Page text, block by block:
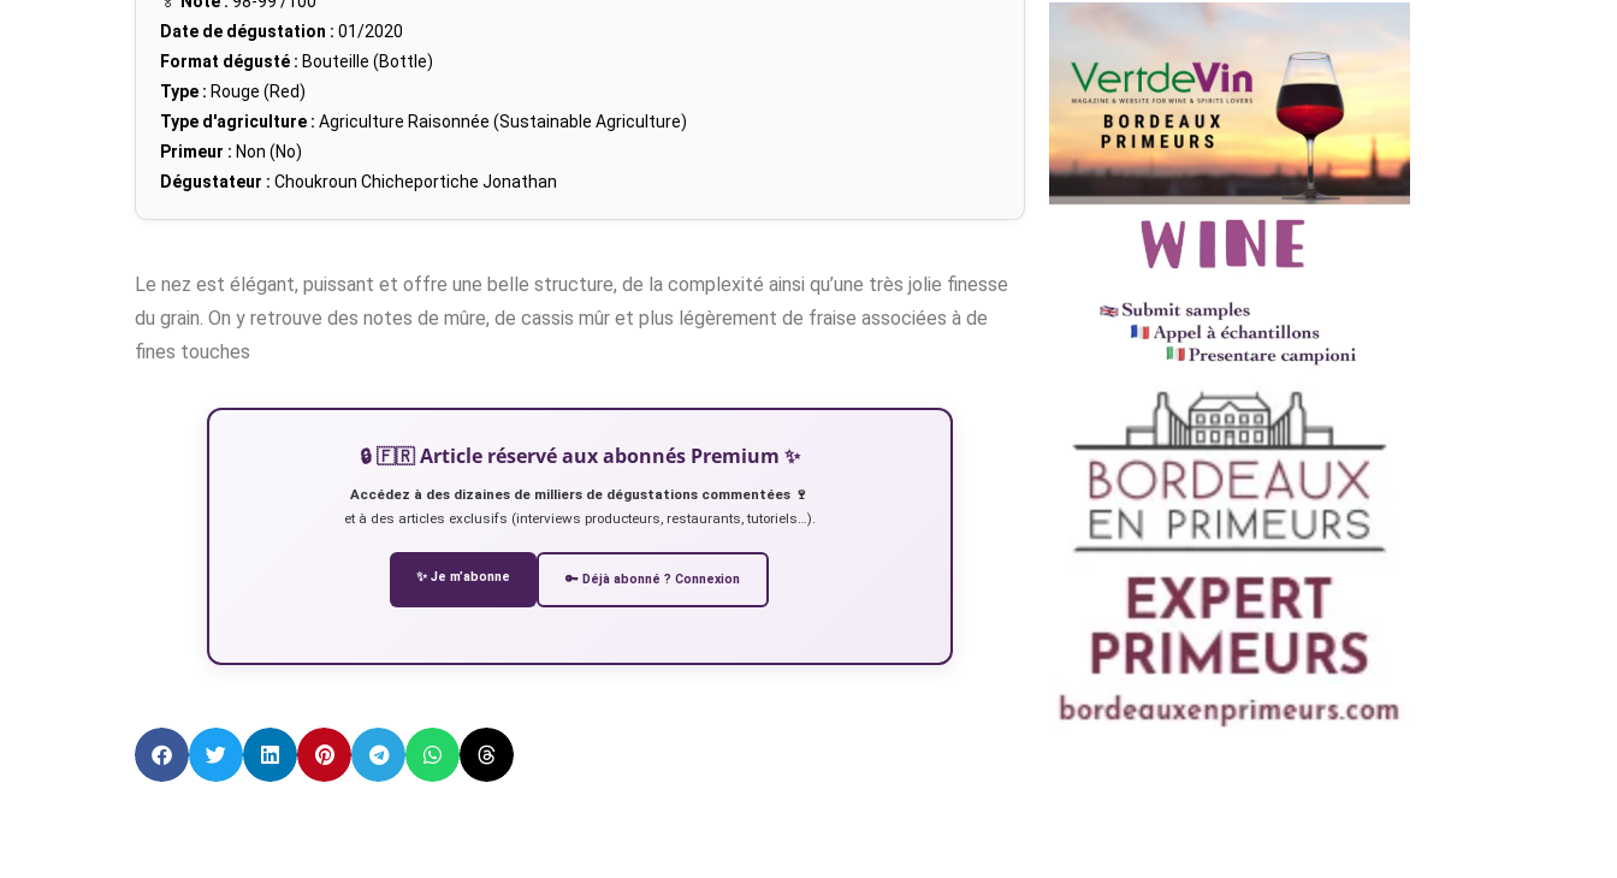
Date de dégustation : 01/2020
Format dégusté : Bouteille (Bottle)
Type : Rouge (Red)
Type d'agriculture : Agriculture Raisonnée (Sustainable Agriculture)
Primeur : Non (No)
Dégustateur : Choukroun Chicheportiche Jonathan
Le nez est élégant, puissant et offre une belle structure, de la complexité ainsi qu’une très jolie finesse
du grain. On y retrouve des notes de mûre, de cassis mûr et plus légèrement de fraise associées à de
fines touches
🔒 🇫🇷 Article réservé aux abonnés Premium ✨
Accédez à des dizaines de milliers de dégustations commentées 🍷
et à des articles exclusifs (interviews producteurs, restaurants, tutoriels…).
✨ Je m’abonne 🔑 Déjà abonné ? Connexion